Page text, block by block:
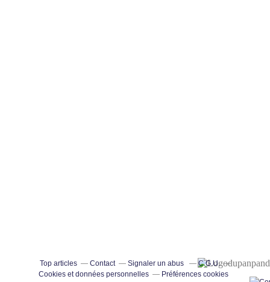
Top articles Contact Signaler un abus
C.G.U.
Cookies et données personnelles
Préférences cookies